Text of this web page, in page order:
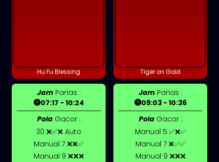
Hu Fu Blessing
JamPanas :
07:17 - 10:24
PolaGacor :
30 ❌✅❌ Auto
Manual 7 ❌❌✅
Manual 9 ❌❌❌
Tiger on Gold
JamPanas :
09:03 - 10:36
PolaGacor :
Manual 5 ✅❌✅
Manual 7 ❌✅✅
Manual 9 ❌❌❌